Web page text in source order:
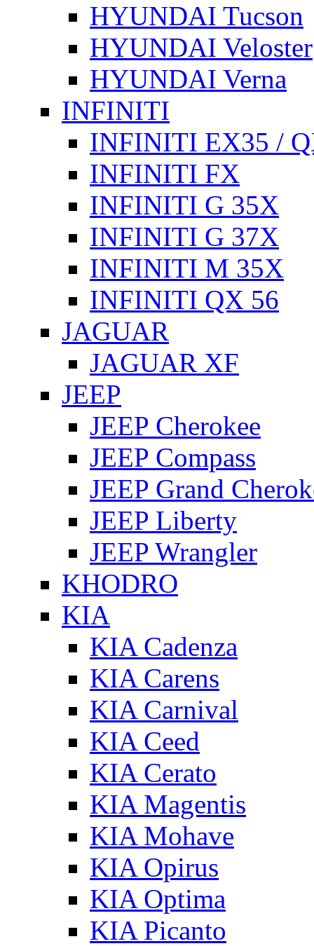
HYUNDAI Tucson
HYUNDAI Veloster
HYUNDAI Verna
INFINITI
INFINITI EX35 /
INFINITI FX
INFINITI G 35X
INFINITI G 37X
INFINITI M 35X
INFINITI QX 56
JAGUAR
JAGUAR XF
JEEP
JEEP Cherokee
JEEP Compass
JEEP Grand
JEEP Liberty
JEEP Wrangler
KHODRO
KIA
KIA Cadenza
KIA Carens
KIA Carnival
KIA Ceed
KIA Cerato
KIA Magentis
KIA Mohave
KIA Opirus
KIA Optima
KIA Picanto